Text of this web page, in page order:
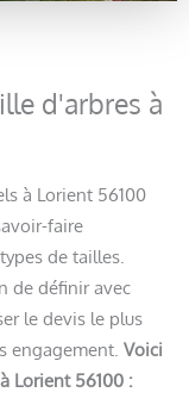
d'arbres à
à Lorient 56100
faire
de tailles.
de définir avec
le devis le plus
engagement. Voici
Lorient 56100 :